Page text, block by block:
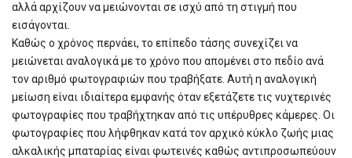
αλλά αρχίζουν να μειώνονται σε ισχύ από τη στιγμή που
εισάγονται.
Καθώς ο χρόνος περνάει, το επίπεδο τάσης συνεχίζει να
μειώνεται αναλογικά με το χρόνο που απομένει στο πεδίο ανά
τον αριθμό φωτογραφιών που τραβήξατε. Αυτή η αναλογική
μείωση είναι ιδιαίτερα εμφανής όταν εξετάζετε τις νυχτερινές
φωτογραφίες που τραβήχτηκαν από τις υπέρυθρες κάμερες. Οι
φωτογραφίες που λήφθηκαν κατά τον αρχικό κύκλο ζωής μιας
αλκαλικής μπαταρίας είναι φωτεινές καθώς αντιπροσωπεύουν